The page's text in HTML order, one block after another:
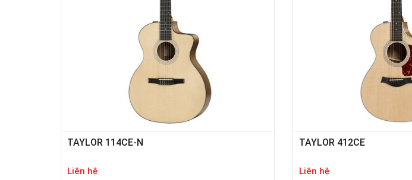
TAYLOR 114CE-N
Liên hệ
TAYLOR 412CE
Liên hệ